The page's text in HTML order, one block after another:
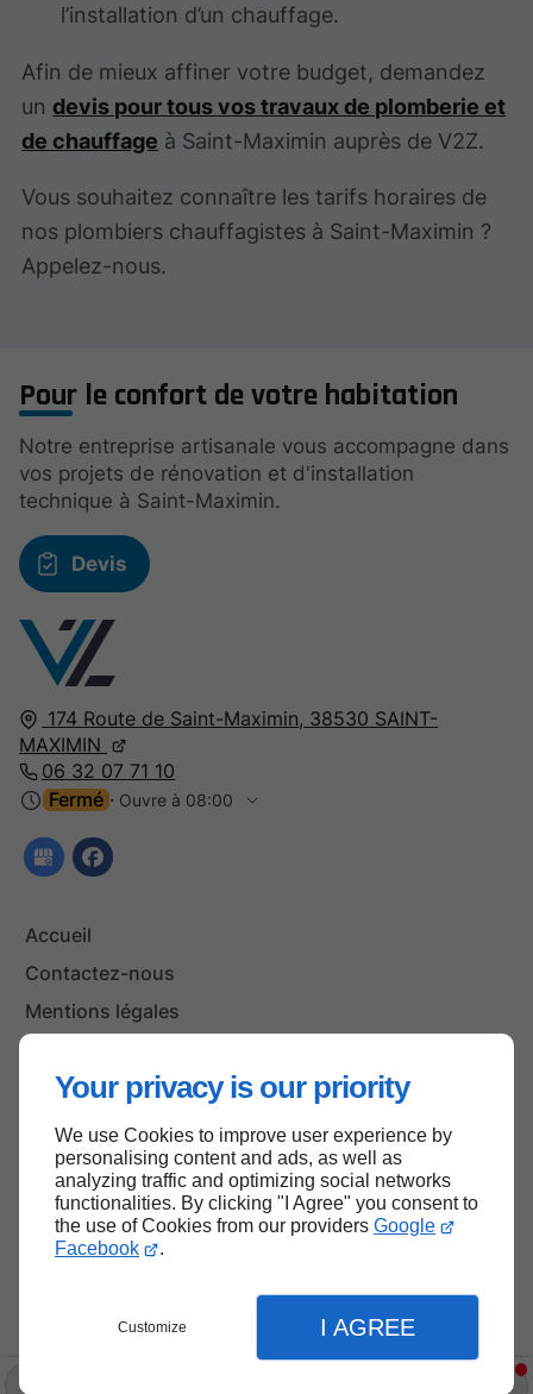
Your privacy is our priority
We use Cookies to improve user experience by
personalising content and ads, as well as
analyzing traffic and optimizing social networks
functionalities. By clicking "I Agree" you consent to
the use of Cookies from our providers Google
Facebook
.
Customize I AGREE
l’installation d’un chauffage.
Afin de mieux affiner votre budget, demandez
un devis pour tous vos travaux de plomberie et
de chauffage à Saint-Maximin auprès de V2Z.
Vous souhaitez connaître les tarifs horaires de
nos plombiers chauffagistes à Saint-Maximin ?
Appelez-nous.
174 Route de Saint-Maximin, 38530 SAINT-
MAXIMIN
06 32 07 71 10
Fermé ⋅ Ouvre à 08:00
Accueil
Contactez-nous
Mentions légales
Pour le confort de votre habitation
Notre entreprise artisanale vous accompagne dans
vos projets de rénovation et d'installation
technique à Saint-Maximin.
Devis
Haut de page